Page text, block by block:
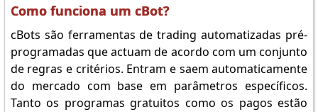
Como funciona um cBot?
cBots são ferramentas de trading automatizadas pré-
programadas que actuam de acordo com um conjunto
de regras e critérios. Entram e saem automaticamente
do mercado com base em parâmetros específicos.
Tanto os programas gratuitos como os pagos estão